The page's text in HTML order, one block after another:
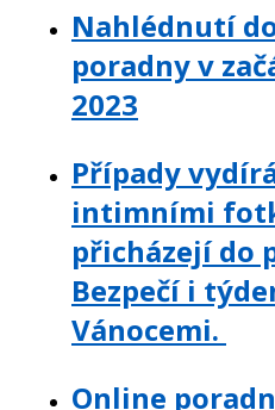
Nahlédnutí
poradny v
2023
Případy
intimními
přicházejí do
Bezpečí i
Vánocemi.
Online